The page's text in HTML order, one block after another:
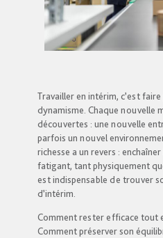
Travailler en intérim, c’est
dynamisme. Chaque nouvelle
découvertes : une nouvelle
parfois un nouvel
richesse a un revers :
fatigant, tant physiquement
est indispensable de trouver
d’intérim.
Comment rester efficace tout
Comment préserver son